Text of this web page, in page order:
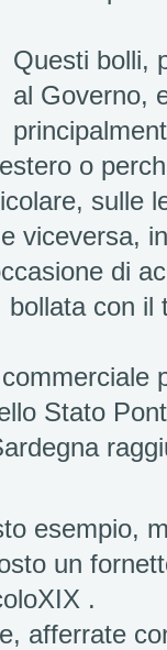
Questi bolli,
al Governo,
o
sulle
viceversa,
di
con il
Stato
esempio,
un
.
afferrate